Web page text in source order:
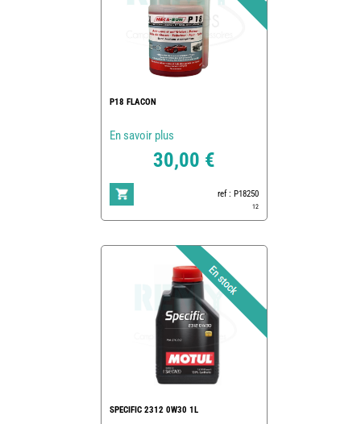
P18 FLACON
En savoir plus
30,00 €
ref : P18250
12
SPECIFIC 2312 0W30 1L